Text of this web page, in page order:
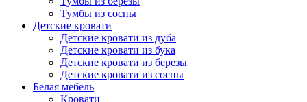
Тумбы из сосны
Детские кровати
Детские кровати из дуба
Детские кровати из бука
Детские кровати из березы
Детские кровати из сосны
Белая мебель
Кровати